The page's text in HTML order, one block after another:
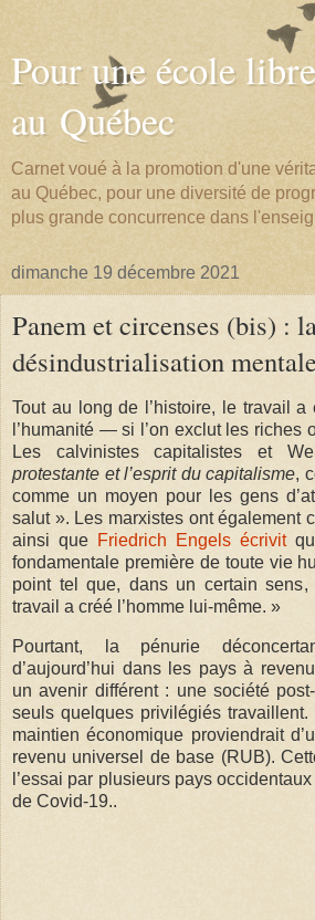
Pour une école libre
au Québec
Carnet voué à la promotion d'une
au Québec, pour une diversité de
plus grande concurrence dans
dimanche 19 décembre 2021
Panem et circenses (bis) :
désindustrialisation
Tout au long de l’histoire, le travail
l’humanité — si l’on exclut les riches
Les calvinistes capitalistes et
protestante et l’esprit du capitalisme,
comme un moyen pour les gens
salut ». Les marxistes ont également
ainsi que Friedrich Engels écrivit
fondamentale première de toute vie
point tel que, dans un certain
travail a créé l’homme lui-même. »
Pourtant, la pénurie
d’aujourd’hui dans les pays à
un avenir différent : une société
seuls quelques privilégiés
maintien économique proviendrait
revenu universel de base (RUB).
l’essai par plusieurs pays
de Covid-19..